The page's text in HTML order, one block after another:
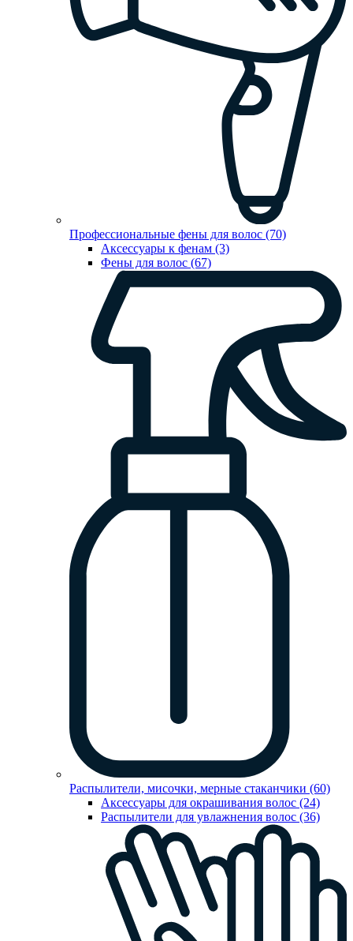
Профессиональные фены для волос (70)
Аксессуары к фенам (3)
Фены для волос (67)
Распылители, мисочки, мерные стаканчики (60)
Аксессуары для окрашивания волос (24)
Распылители для увлажнения волос (36)